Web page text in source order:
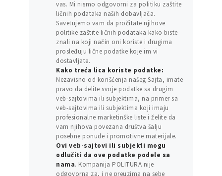
vas. Mi nismo odgovorni za politiku zaštite
ličnih podataka naših dobavljača.
Savetujemo vam da pročitate njihove
politike zaštite ličnih podataka kako biste
znali na koji način oni koriste i drugima
prosleđuju lične podatke koje im vi
dostavljate.
Kako treća lica koriste podatke:
Nezavisno od korišćenja našeg Sajta, imate
pravo da delite svoje podatke sa drugim
veb-sajtovima ili subjektima, na primer sa
veb-sajtovima ili subjektima koji imaju
profesionalne marketinške liste i želite da
vam njihova povezana društva šalju
posebne ponude i promotivne materijale.
Ovi veb-sajtovi ili subjekti mogu
odlučiti da ove podatke podele sa
nama. Kompanija POLITURA nije
odgovorna za, i ne preuzima na sebe